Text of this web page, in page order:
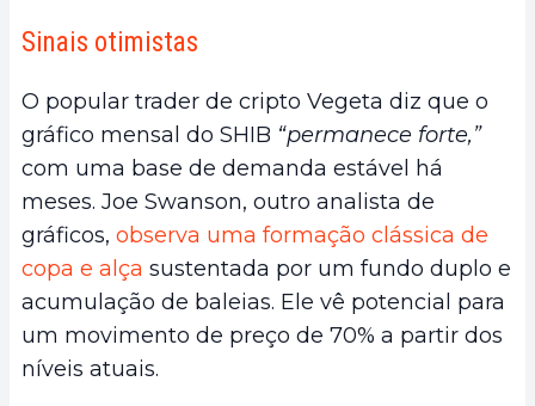
Sinais otimistas
O popular trader de cripto Vegeta diz que o
gráfico mensal do SHIB “permanece forte,”
com uma base de demanda estável há
meses. Joe Swanson, outro analista de
gráficos, observa uma formação clássica de
copa e alça sustentada por um fundo duplo e
acumulação de baleias. Ele vê potencial para
um movimento de preço de 70% a partir dos
níveis atuais.